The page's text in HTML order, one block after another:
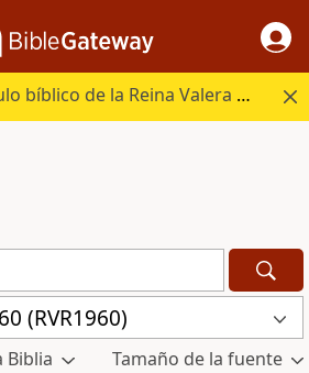
¡Reciba un versículo bíblico de la Reina Valera Revisada (RVR) diariamente!
(RVR1960)
Biblia Tamaño de la fuente